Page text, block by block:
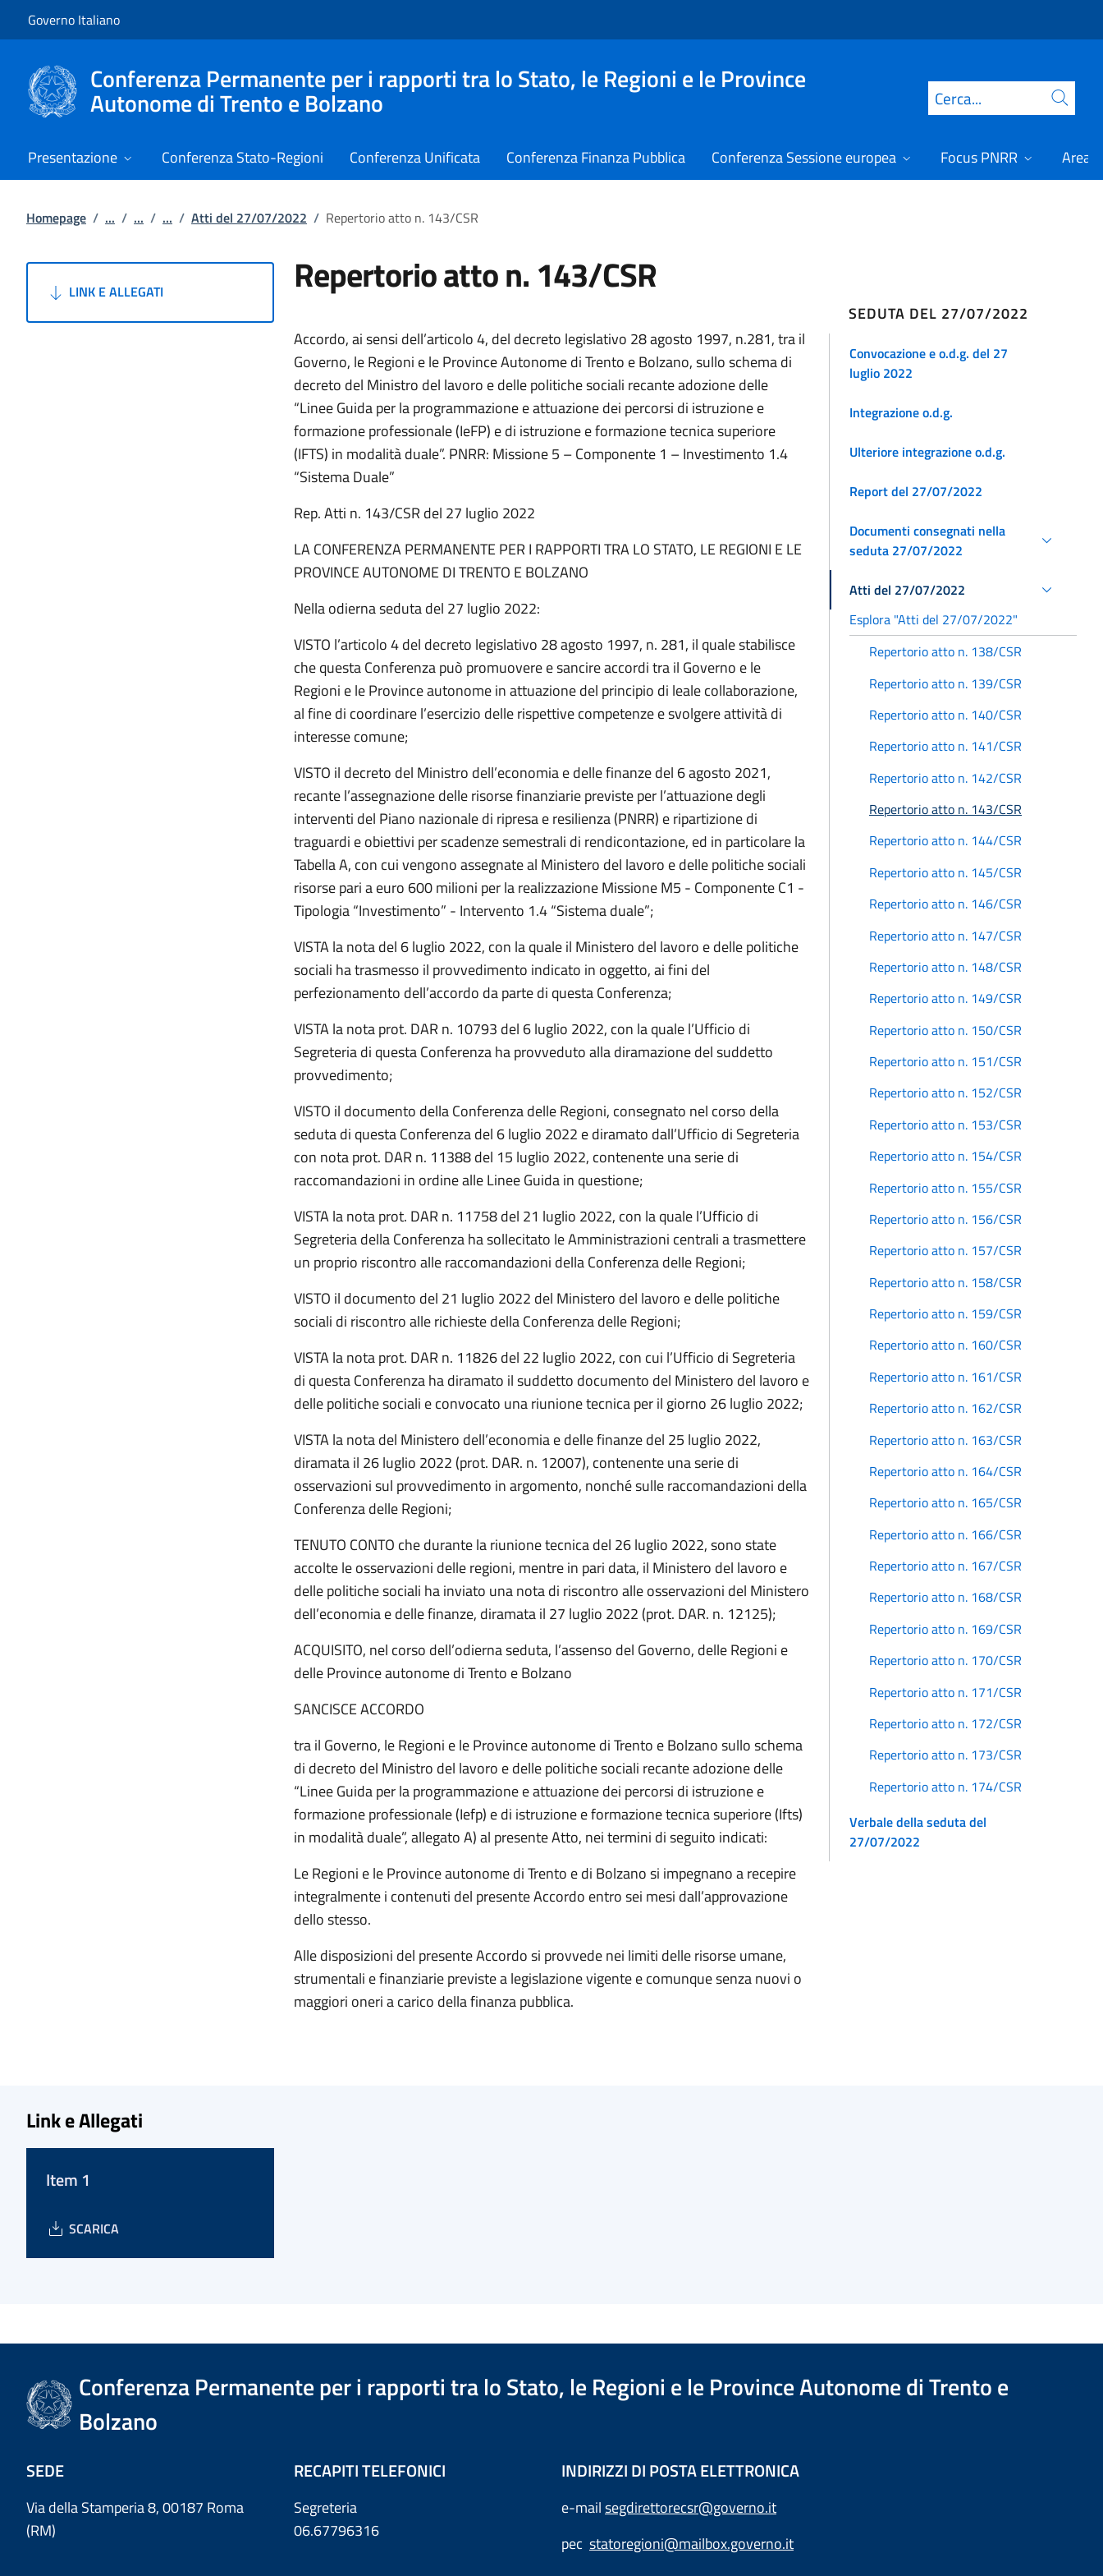
Governo Italiano
Conferenza Permanente per i rapporti tra lo Stato, le Regioni e le Province
Autonome di Trento e Bolzano Cerca
Presentazione Conferenza Stato-Regioni Conferenza Unificata Conferenza Finanza Pubblica Conferenza Sessione europea Focus PNRR Area
Homepage / ... / ... / ... / Atti del 27/07/2022 / Repertorio atto n. 143/CSR
LINK E ALLEGATI Repertorio atto n. 143/CSR
Accordo, ai sensi dell’articolo 4, del decreto legislativo 28 agosto 1997, n.281, tra il
Governo, le Regioni e le Province Autonome di Trento e Bolzano, sullo schema di
decreto del Ministro del lavoro e delle politiche sociali recante adozione delle
“Linee Guida per la programmazione e attuazione dei percorsi di istruzione e
formazione professionale (IeFP) e di istruzione e formazione tecnica superiore
(IFTS) in modalità duale”. PNRR: Missione 5 – Componente 1 – Investimento 1.4
“Sistema Duale”
Rep. Atti n. 143/CSR del 27 luglio 2022
LA CONFERENZA PERMANENTE PER I RAPPORTI TRA LO STATO, LE REGIONI E LE
PROVINCE AUTONOME DI TRENTO E BOLZANO
Nella odierna seduta del 27 luglio 2022:
VISTO l’articolo 4 del decreto legislativo 28 agosto 1997, n. 281, il quale stabilisce
che questa Conferenza può promuovere e sancire accordi tra il Governo e le
Regioni e le Province autonome in attuazione del principio di leale collaborazione,
al fine di coordinare l’esercizio delle rispettive competenze e svolgere attività di
interesse comune;
VISTO il decreto del Ministro dell’economia e delle finanze del 6 agosto 2021,
recante l’assegnazione delle risorse finanziarie previste per l’attuazione degli
interventi del Piano nazionale di ripresa e resilienza (PNRR) e ripartizione di
traguardi e obiettivi per scadenze semestrali di rendicontazione, ed in particolare la
Tabella A, con cui vengono assegnate al Ministero del lavoro e delle politiche sociali
risorse pari a euro 600 milioni per la realizzazione Missione M5 - Componente C1 -
Tipologia “Investimento” - Intervento 1.4 “Sistema duale”;
VISTA la nota del 6 luglio 2022, con la quale il Ministero del lavoro e delle politiche
sociali ha trasmesso il provvedimento indicato in oggetto, ai fini del
perfezionamento dell’accordo da parte di questa Conferenza;
VISTA la nota prot. DAR n. 10793 del 6 luglio 2022, con la quale l’Ufficio di
Segreteria di questa Conferenza ha provveduto alla diramazione del suddetto
provvedimento;
VISTO il documento della Conferenza delle Regioni, consegnato nel corso della
seduta di questa Conferenza del 6 luglio 2022 e diramato dall’Ufficio di Segreteria
con nota prot. DAR n. 11388 del 15 luglio 2022, contenente una serie di
raccomandazioni in ordine alle Linee Guida in questione;
VISTA la nota prot. DAR n. 11758 del 21 luglio 2022, con la quale l’Ufficio di
Segreteria della Conferenza ha sollecitato le Amministrazioni centrali a trasmettere
un proprio riscontro alle raccomandazioni della Conferenza delle Regioni;
VISTO il documento del 21 luglio 2022 del Ministero del lavoro e delle politiche
sociali di riscontro alle richieste della Conferenza delle Regioni;
VISTA la nota prot. DAR n. 11826 del 22 luglio 2022, con cui l’Ufficio di Segreteria
di questa Conferenza ha diramato il suddetto documento del Ministero del lavoro e
delle politiche sociali e convocato una riunione tecnica per il giorno 26 luglio 2022;
VISTA la nota del Ministero dell’economia e delle finanze del 25 luglio 2022,
diramata il 26 luglio 2022 (prot. DAR. n. 12007), contenente una serie di
osservazioni sul provvedimento in argomento, nonché sulle raccomandazioni della
Conferenza delle Regioni;
TENUTO CONTO che durante la riunione tecnica del 26 luglio 2022, sono state
accolte le osservazioni delle regioni, mentre in pari data, il Ministero del lavoro e
delle politiche sociali ha inviato una nota di riscontro alle osservazioni del Ministero
dell’economia e delle finanze, diramata il 27 luglio 2022 (prot. DAR. n. 12125);
ACQUISITO, nel corso dell’odierna seduta, l’assenso del Governo, delle Regioni e
delle Province autonome di Trento e Bolzano
SANCISCE ACCORDO
tra il Governo, le Regioni e le Province autonome di Trento e Bolzano sullo schema
di decreto del Ministro del lavoro e delle politiche sociali recante adozione delle
“Linee Guida per la programmazione e attuazione dei percorsi di istruzione e
formazione professionale (Iefp) e di istruzione e formazione tecnica superiore (Ifts)
in modalità duale”, allegato A) al presente Atto, nei termini di seguito indicati:
Le Regioni e le Province autonome di Trento e di Bolzano si impegnano a recepire
integralmente i contenuti del presente Accordo entro sei mesi dall’approvazione
dello stesso.
Alle disposizioni del presente Accordo si provvede nei limiti delle risorse umane,
strumentali e finanziarie previste a legislazione vigente e comunque senza nuovi o
maggiori oneri a carico della finanza pubblica.
SEDUTA DEL 27/07/2022
Convocazione e o.d.g. del 27
luglio 2022
Integrazione o.d.g.
Ulteriore integrazione o.d.g.
Report del 27/07/2022
Documenti consegnati nella
seduta 27/07/2022
Atti del 27/07/2022
Esplora "Atti del 27/07/2022"
Repertorio atto n. 138/CSR
Repertorio atto n. 139/CSR
Repertorio atto n. 140/CSR
Repertorio atto n. 141/CSR
Repertorio atto n. 142/CSR
Repertorio atto n. 143/CSR
Repertorio atto n. 144/CSR
Repertorio atto n. 145/CSR
Repertorio atto n. 146/CSR
Repertorio atto n. 147/CSR
Repertorio atto n. 148/CSR
Repertorio atto n. 149/CSR
Repertorio atto n. 150/CSR
Repertorio atto n. 151/CSR
Repertorio atto n. 152/CSR
Repertorio atto n. 153/CSR
Repertorio atto n. 154/CSR
Repertorio atto n. 155/CSR
Repertorio atto n. 156/CSR
Repertorio atto n. 157/CSR
Repertorio atto n. 158/CSR
Repertorio atto n. 159/CSR
Repertorio atto n. 160/CSR
Repertorio atto n. 161/CSR
Repertorio atto n. 162/CSR
Repertorio atto n. 163/CSR
Repertorio atto n. 164/CSR
Repertorio atto n. 165/CSR
Repertorio atto n. 166/CSR
Repertorio atto n. 167/CSR
Repertorio atto n. 168/CSR
Repertorio atto n. 169/CSR
Repertorio atto n. 170/CSR
Repertorio atto n. 171/CSR
Repertorio atto n. 172/CSR
Repertorio atto n. 173/CSR
Repertorio atto n. 174/CSR
Verbale della seduta del
27/07/2022
Link e Allegati
Item 1
SCARICA
Conferenza Permanente per i rapporti tra lo Stato, le Regioni e le Province Autonome di Trento e
Bolzano
SEDE
Via della Stamperia 8, 00187 Roma
(RM)
RECAPITI TELEFONICI
Segreteria
06.67796316
INDIRIZZI DI POSTA ELETTRONICA
e-mailsegdirettorecsr@governo.it
pec statoregioni@mailbox.governo.it